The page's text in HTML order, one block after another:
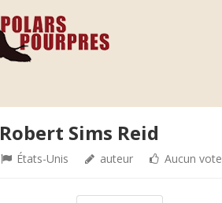
Robert Sims Reid
États-Unis auteur Aucun vote